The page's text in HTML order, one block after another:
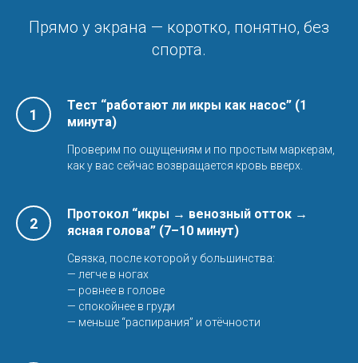
Прямо у экрана — коротко, понятно, без
спорта.
Тест “работают ли икры как насос” (1
минута)
Проверим по ощущениям и по простым маркерам,
как у вас сейчас возвращается кровь вверх.
Протокол “икры → венозный отток →
ясная голова” (7–10 минут)
Связка, после которой у большинства:
— легче в ногах
— ровнее в голове
— спокойнее в груди
— меньше “распирания” и отёчности